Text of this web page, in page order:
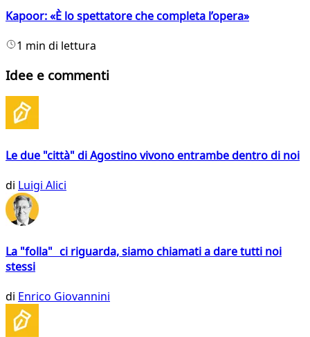
Kapoor: «È lo spettatore che completa l’opera»
1 min di lettura
Idee e commenti
Le due "città" di Agostino vivono entrambe dentro di noi
di Luigi Alici
La "folla" ci riguarda, siamo chiamati a dare tutti noi
stessi
di Enrico Giovannini